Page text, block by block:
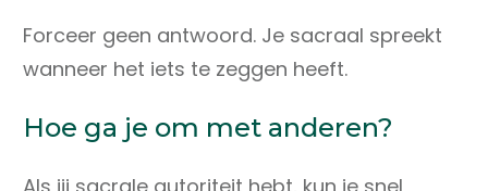
Forceer geen antwoord. Je sacraal spreekt
wanneer het iets te zeggen heeft.
Hoe ga je om met anderen?